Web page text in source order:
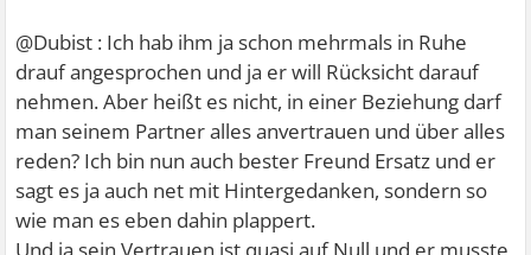
abzulegen.
Das tust du, indem du dir z.B. folgende dinge
verinnerlichst und dir folgendes sagst:
- mein freund ist bei mir, weil er mich liebt
- ich habe charakterzüge, die zu ihm am besten passen,
sonst hätte er sich in eine andere verliebt
- ich strahle die meiste attraktivität genau auf meinen
@Dubist : Ich hab ihm ja schon mehrmals in Ruhe
drauf angesprochen und ja er will Rücksicht darauf
nehmen. Aber heißt es nicht, in einer Beziehung darf
man seinem Partner alles anvertrauen und über alles
reden? Ich bin nun auch bester Freund Ersatz und er
sagt es ja auch net mit Hintergedanken, sondern so
wie man es eben dahin plappert.